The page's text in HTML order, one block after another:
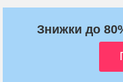
Знижки до